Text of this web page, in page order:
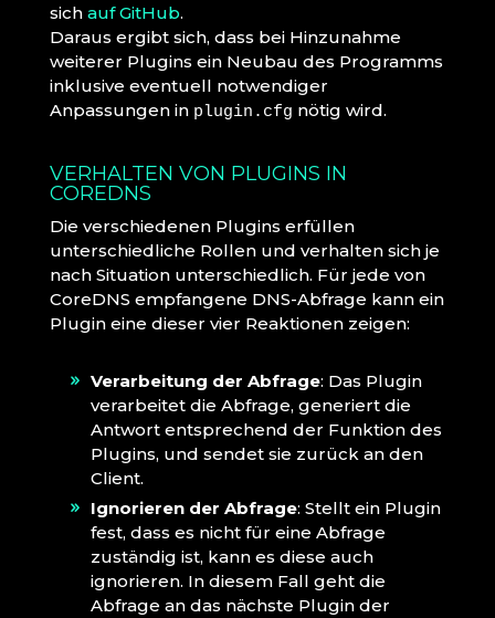
sich auf GitHub.
Daraus ergibt sich, dass bei Hinzunahme
weiterer Plugins ein Neubau des Programms
inklusive eventuell notwendiger
Anpassungen in plugin.cfg nötig wird.
VERHALTEN VON PLUGINS IN
COREDNS
Die verschiedenen Plugins erfüllen
unterschiedliche Rollen und verhalten sich je
nach Situation unterschiedlich. Für jede von
CoreDNS empfangene DNS-Abfrage kann ein
Plugin eine dieser vier Reaktionen zeigen:
Verarbeitung der Abfrage: Das Plugin
verarbeitet die Abfrage, generiert die
Antwort entsprechend der Funktion des
Plugins, und sendet sie zurück an den
Client.
Ignorieren der Abfrage: Stellt ein Plugin
fest, dass es nicht für eine Abfrage
zuständig ist, kann es diese auch
ignorieren. In diesem Fall geht die
Abfrage an das nächste Plugin der